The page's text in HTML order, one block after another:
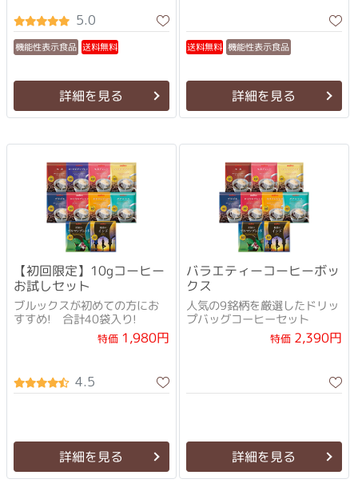
5.0
機能性表示食品 送料無料
詳細を見る
送料無料 機能性表示食品
詳細を見る
【初回限定】10gコーヒー
お試しセット
ブルックスが初めての方にお
すすめ! 合計40袋入り!
特価1,980円
4.5
詳細を見る
バラエティーコーヒーボッ
クス
人気の9銘柄を厳選したドリッ
プバッグコーヒーセット
特価2,390円
詳細を見る